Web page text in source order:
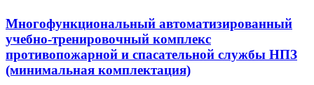
Многофункциональный автоматизированный
учебно-тренировочный комплекс
противопожарной и спасательной службы НПЗ
(минимальная комплектация)